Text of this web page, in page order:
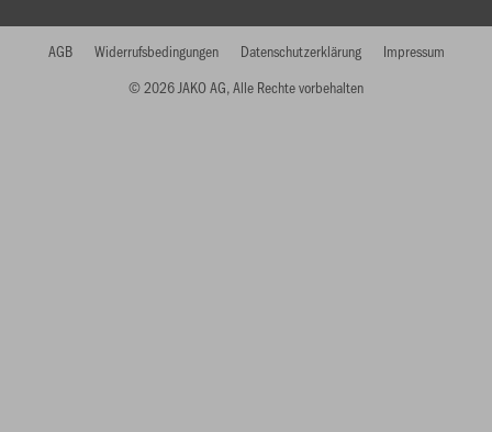
© 2026 JAKO AG, Alle Rechte vorbehalten
AGB Widerrufsbedingungen Datenschutzerklärung Impressum